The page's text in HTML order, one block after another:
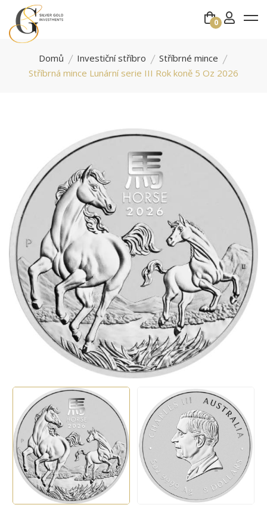
0
Domů Investiční stříbro
Stříbrné mince
Stříbrná mince Lunární serie III Rok koně 5 Oz 2026